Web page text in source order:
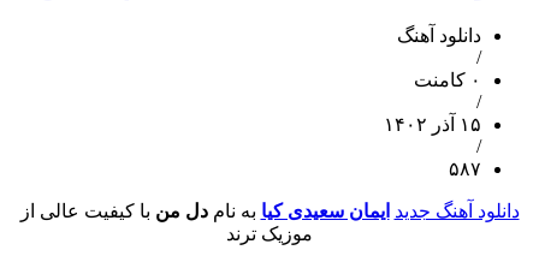
دانلود آهنگ
/
۰ کامنت
/
۱۵ آذر ۱۴۰۲
/
۵۸۷
دانلود آهنگ جدید ایمان سعیدی کیا به نامدل من با کیفیت عالی از
موزیک ترند